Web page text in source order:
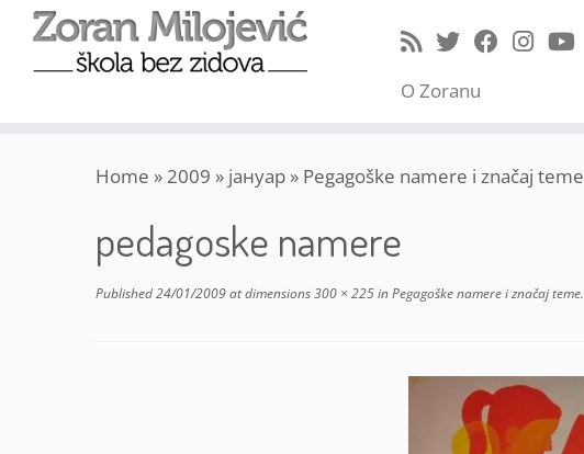
O Zoranu
Home »2009 » јануар » Pegagoške namere i značaj teme
pedagoske namere
Published24/01/2009at dimensions300 × 225inPegagoške namere i značaj teme.